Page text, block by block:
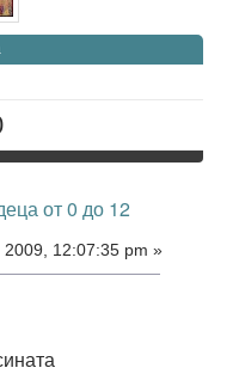
от 0 до 12
2009, 12:07:35 pm »